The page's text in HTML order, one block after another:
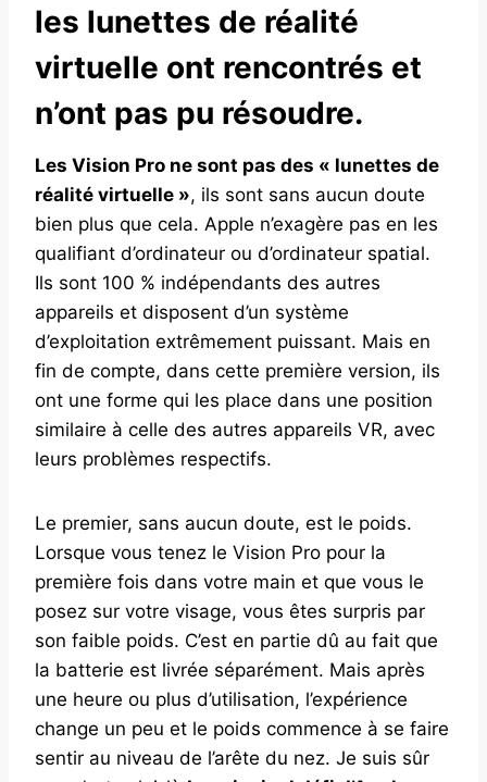
les lunettes de réalité
virtuelle ont rencontrés et
n’ont pas pu résoudre.
Les Vision Pro ne sont pas des « lunettes de
réalité virtuelle », ils sont sans aucun doute
bien plus que cela. Apple n’exagère pas en les
qualifiant d’ordinateur ou d’ordinateur spatial.
Ils sont 100 % indépendants des autres
appareils et disposent d’un système
d’exploitation extrêmement puissant. Mais en
fin de compte, dans cette première version, ils
ont une forme qui les place dans une position
similaire à celle des autres appareils VR, avec
leurs problèmes respectifs.
Le premier, sans aucun doute, est le poids.
Lorsque vous tenez le Vision Pro pour la
première fois dans votre main et que vous le
posez sur votre visage, vous êtes surpris par
son faible poids. C’est en partie dû au fait que
la batterie est livrée séparément. Mais après
une heure ou plus d’utilisation, l’expérience
change un peu et le poids commence à se faire
sentir au niveau de l’arête du nez. Je suis sûr